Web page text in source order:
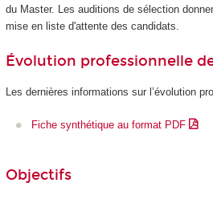
du Master. Les auditions de sélection
mise en liste d'attente des candidats.
Évolution professionnelle
Les dernières informations sur l’évolution
Fiche synthétique au format PDF
Objectifs